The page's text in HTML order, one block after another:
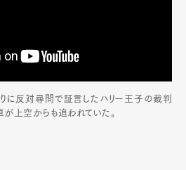
に反対尋問で証言したハリー王子の裁判
上空からも追われていた。